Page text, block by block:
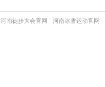
河南徒步大会官网 河南冰雪运动官网